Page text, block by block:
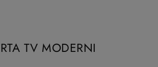
TV MODERNI